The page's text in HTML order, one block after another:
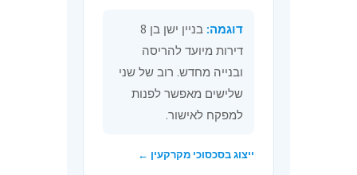
העבודה, על פי תביעה של בעלי
הדירות שבמועד הגשת התביעה
היו בבעלותם שני שלישים
שלישים מהרכוש המשותף היו
צמודים לדירותיהם, ובלבד שנתן
הזדמנות לטעון את טענותיו.
דוגמה:
בניין ישן בן 8
דירות מיועד להריסה
ובנייה מחדש. רוב של שני
שלישים מאפשר לפנות
למפקח לאישור.
ייצוג בסכסוכי מקרקעין ←